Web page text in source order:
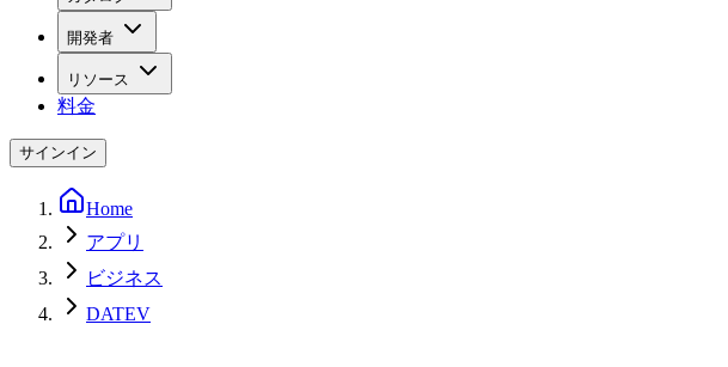
開発者
リソース
料金
サインイン
Home
アプリ
ビジネス
DATEV